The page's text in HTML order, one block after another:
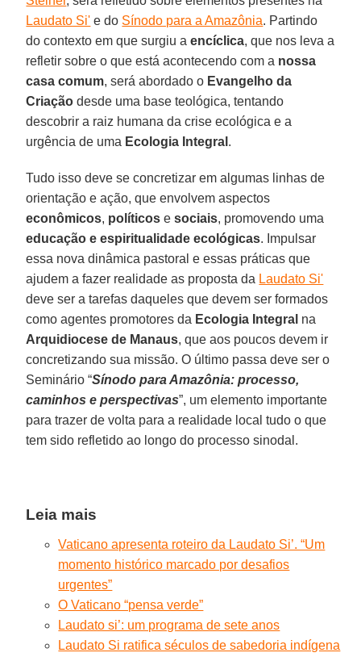
Laudato Si' e do Sínodo para a Amazônia. Partindo
do contexto em que surgiu aencíclica, que nos leva a
refletir sobre o que está acontecendo com a nossa
casa comum, será abordado o Evangelho da
Criação desde uma base teológica, tentando
descobrir a raiz humana da crise ecológica e a
urgência de uma Ecologia Integral .
Tudo isso deve se concretizar em algumas linhas de
orientação e ação, que envolvem aspectos
econômicos, políticos esociais, promovendo uma
educação e espiritualidade ecológicas. Impulsar
essa nova dinâmica pastoral e essas práticas que
ajudem a fazer realidade as proposta da Laudato Si'
deve ser a tarefas daqueles que devem ser formados
como agentes promotores da Ecologia Integral na
Arquidiocese de Manaus, que aos poucos devem ir
concretizando sua missão. O último passa deve ser o
Seminário “Sínodo para Amazônia: processo,
caminhos e perspectivas”, um elemento importante
para trazer de volta para a realidade local tudo o que
tem sido refletido ao longo do processo sinodal.
Leia mais
Vaticano apresenta roteiro da Laudato Si’. “Um
momento histórico marcado por desafios
urgentes”
O Vaticano “pensa verde”
Laudato si’: um programa de sete anos
Laudato Si ratifica séculos de sabedoria indígena